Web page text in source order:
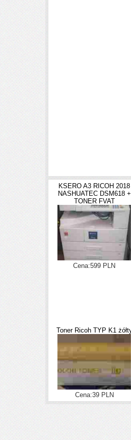
KSERO A3 RICOH 2018
NASHUATEC DSM618 +
TONER FVAT
Cena:599 PLN
Toner Ricoh TYP K1
Cena:39 PLN